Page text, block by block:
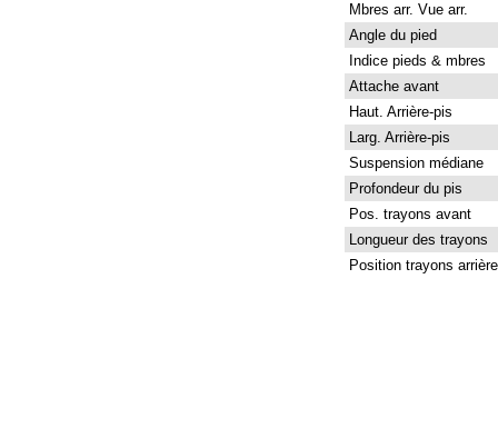
Mbres arr. Vue arr.
Angle du pied
Indice pieds & mbres
Attache avant
Haut. Arrière-pis
Larg. Arrière-pis
Suspension médiane
Profondeur du pis
Pos. trayons avant
Longueur des trayons
Position trayons arrière